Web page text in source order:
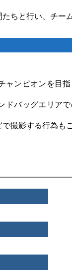
ちと行い、チー
ンピオンを目
ドバッグエリア
撮影する行為も